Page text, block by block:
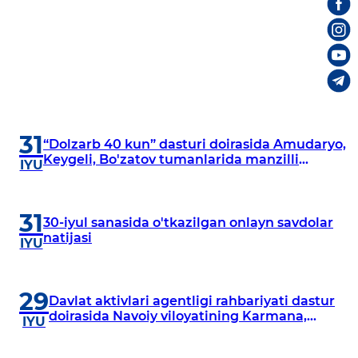
31
IYU
“Dolzarb 40 kun” dasturi doirasida Amudaryo,
Keygeli, Bo'zatov tumanlarida manzilli
31
IYU
30-iyul sanasida o'tkazilgan onlayn savdolar
natijasi
29
IYU
Davlat aktivlari agentligi rahbariyati dastur
doirasida Navoiy viloyatining Karmana,